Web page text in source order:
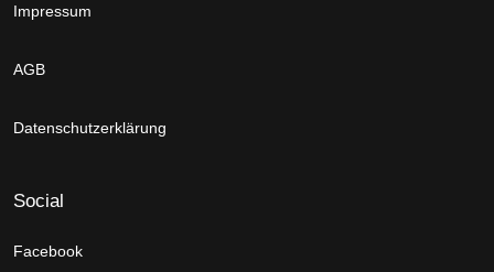
Impressum
AGB
Datenschutzerklärung
Social
Facebook